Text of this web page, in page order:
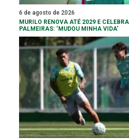
6 de agosto de 2026
MURILO RENOVA ATÉ 2029 E
PALMEIRAS: ‘MUDOU MINHA VIDA’